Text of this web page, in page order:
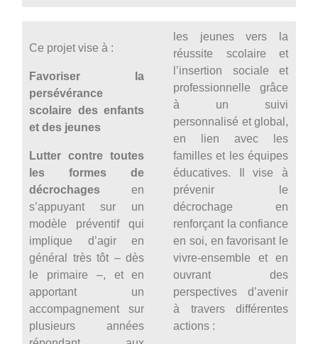
Ce projet vise à :
Favoriser la
persévérance
scolaire des enfants
et des jeunes
Lutter contre toutes
les formes de
décrochages en
s’appuyant sur un
modèle préventif qui
implique d’agir en
général très tôt – dès
le primaire –, et en
apportant un
accompagnement sur
plusieurs années
les jeunes vers la
réussite scolaire et
l’insertion sociale et
professionnelle grâce
à un suivi
personnalisé et global,
en lien avec les
familles et les équipes
éducatives. Il vise à
prévenir le
décrochage en
renforçant la confiance
en soi, en favorisant le
vivre-ensemble et en
ouvrant des
perspectives d’avenir
à travers différentes
actions :